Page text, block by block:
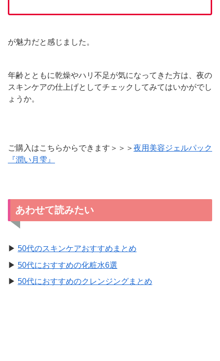
が魅力だと感じました。
年齢とともに乾燥やハリ不足が気になってきた方は、夜の
スキンケアの仕上げとしてチェックしてみてはいかがでし
ょうか。
ご購入はこちらからできます＞＞＞ 夜用美容ジェルパック
『潤い月雫』
あわせて読みたい
▶ 50代のスキンケアおすすめまとめ
▶ 50代におすすめの化粧水6選
▶ 50代におすすめのクレンジングまとめ